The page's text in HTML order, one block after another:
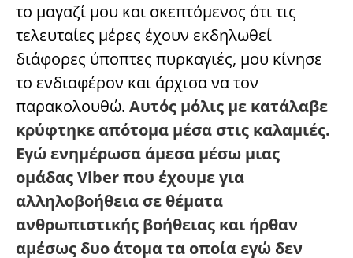
το μαγαζί μου και σκεπτόμενος ότι τις
τελευταίες μέρες έχουν εκδηλωθεί
διάφορες ύποπτες πυρκαγιές, μου κίνησε
το ενδιαφέρον και άρχισα να τον
παρακολουθώ. Αυτός μόλις με κατάλαβε
κρύφτηκε απότομα μέσα στις καλαμιές.
Εγώ ενημέρωσα άμεσα μέσω μιας
ομάδας Viber που έχουμε για
αλληλοβοήθεια σε θέματα
ανθρωπιστικής βοήθειας και ήρθαν
αμέσως δυο άτομα τα οποία εγώ δεν